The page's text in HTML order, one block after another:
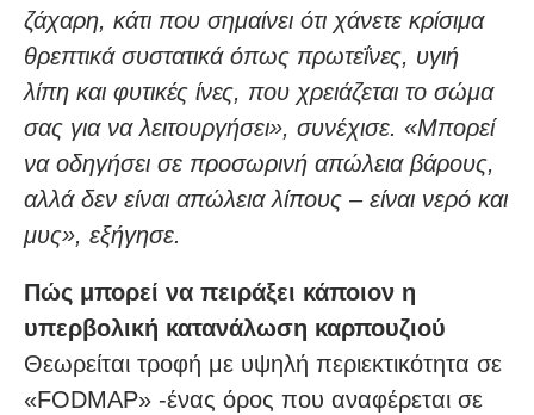
ζάχαρη, κάτι που σημαίνει ότι χάνετε κρίσιμα
θρεπτικά συστατικά όπως πρωτεΐνες, υγιή
λίπη και φυτικές ίνες, που χρειάζεται το σώμα
σας για να λειτουργήσει», συνέχισε. «Μπορεί
να οδηγήσει σε προσωρινή απώλεια βάρους,
αλλά δεν είναι απώλεια λίπους – είναι νερό και
μυς», εξήγησε.
Πώς μπορεί να πειράξει κάποιον η
υπερβολική κατανάλωση καρπουζιού
Θεωρείται τροφή με υψηλή περιεκτικότητα σε
«FODMAP» -ένας όρος που αναφέρεται σε